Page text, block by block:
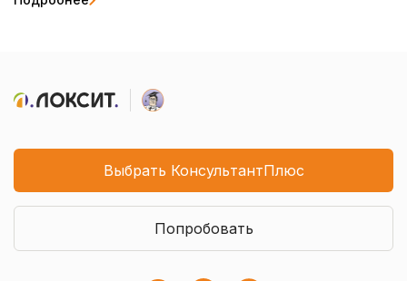
Выбрать КонсультантПлюс
Попробовать